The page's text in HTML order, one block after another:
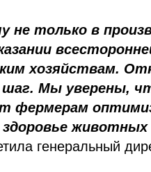
не только в
хозяйствам.
Мы уверены,
фермерам
генеральный